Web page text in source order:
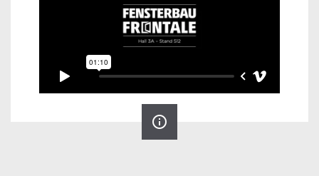
info_outline